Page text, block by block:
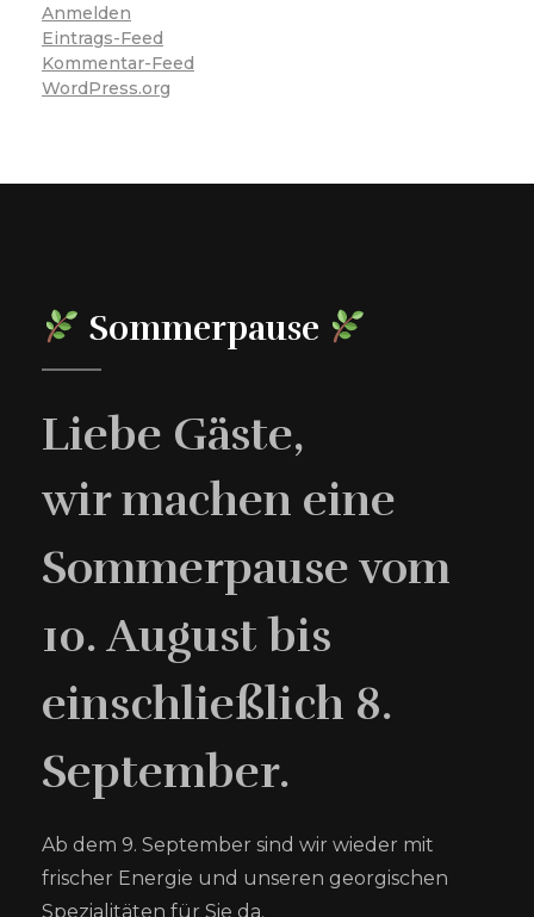
Anmelden
Eintrags-Feed
Kommentar-Feed
WordPress.org
Sommerpause
Liebe Gäste,
wir machen eine
Sommerpause vom
10. August bis
einschließlich 8.
September.
Ab dem 9. September sind wir wieder mit
frischer Energie und unseren georgischen
Spezialitäten für Sie da.